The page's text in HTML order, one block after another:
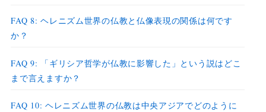
FAQ 8: ヘレニズム世界の仏教と仏像表現の関係は何です
か？
FAQ 9: 「ギリシア哲学が仏教に影響した」という説はどこ
まで言えますか？
FAQ 10: ヘレニズム世界の仏教は中央アジアでどのように